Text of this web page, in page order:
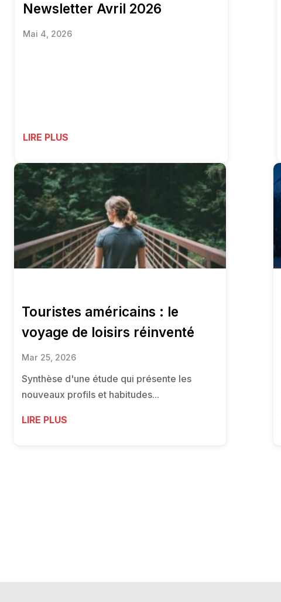
Newsletter Avril 2026
Mai 4, 2026
LIRE PLUS
Touristes américains : le
voyage de loisirs réinventé
Mar 25, 2026
Synthèse d'une étude qui présente les
nouveaux profils et habitudes...
LIRE PLUS